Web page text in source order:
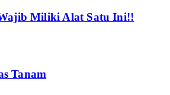
Miliki Alat Satu Ini!!
Tanam